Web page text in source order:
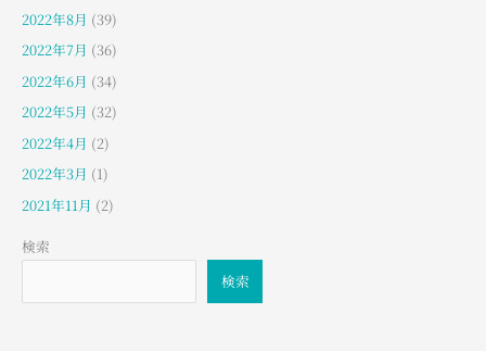
2022年8月 (39)
2022年7月 (36)
2022年6月 (34)
2022年5月 (32)
2022年4月 (2)
2022年3月 (1)
2021年11月 (2)
検索
検索